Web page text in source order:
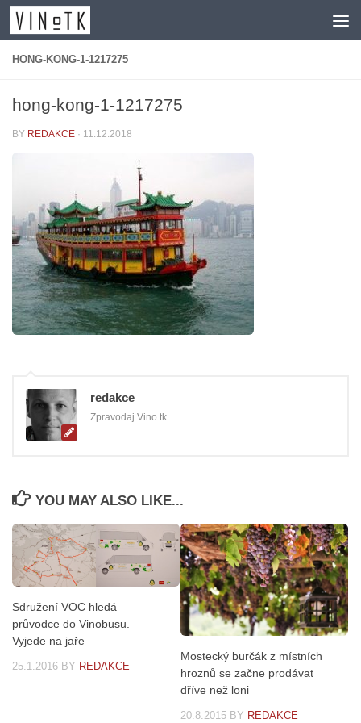
Skip to content
HONG-KONG-1-1217275
hong-kong-1-1217275
BY REDAKCE · 11.12.2018
redakce
Zpravodaj Vino.tk
YOU MAY ALSO LIKE...
Sdružení VOC hledá
průvodce do Vinobusu.
Vyjede na jaře
25.1.2016 BY REDAKCE
Mostecký burčák z místních
hroznů se začne prodávat
dříve než loni
20.8.2015 BY REDAKCE